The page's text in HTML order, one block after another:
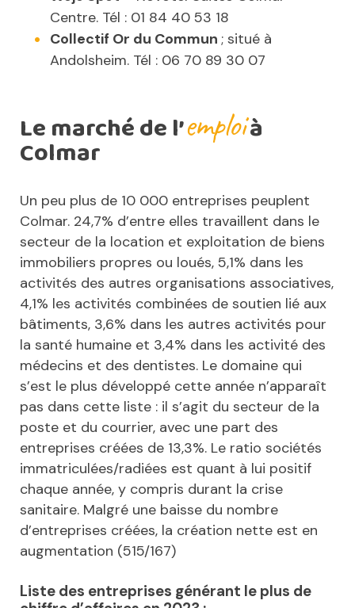
Centre. Tél : 01 84 40 53 18
Collectif Or du Commun ; situé à
Andolsheim. Tél : 06 70 89 30 07
Le marché de l’emploià
Colmar
Un peu plus de 10 000 entreprises peuplent
Colmar. 24,7% d’entre elles travaillent dans le
secteur de la location et exploitation de biens
immobiliers propres ou loués, 5,1% dans les
activités des autres organisations associatives,
4,1% les activités combinées de soutien lié aux
bâtiments, 3,6% dans les autres activités pour
la santé humaine et 3,4% dans les activité des
médecins et des dentistes. Le domaine qui
s’est le plus développé cette année n’apparaît
pas dans cette liste : il s’agit du secteur de la
poste et du courrier, avec une part des
entreprises créées de 13,3%. Le ratio sociétés
immatriculées/radiées est quant à lui positif
chaque année, y compris durant la crise
sanitaire. Malgré une baisse du nombre
d’entreprises créées, la création nette est en
augmentation (515/167)
Liste des entreprises générant le plus de